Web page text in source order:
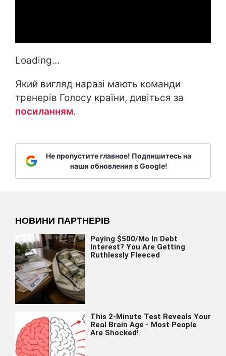
Loading...
Який вигляд наразі мають команди
тренерів Голосу країни, дивіться за
посиланням.
Не пропустите главное! Подпишитесь на
наши обновления в Google!